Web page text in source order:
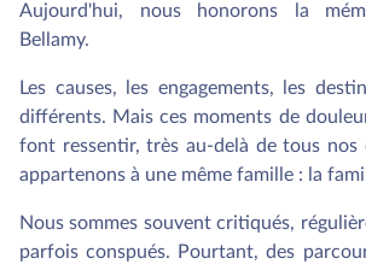
Aujourd'hui, nous honorons la
Bellamy.
Les causes, les engagements, les
différents. Mais ces moments de
font ressentir, très au-delà de tous nos
appartenons à une même famille : la
Nous sommes souvent critiqués,
parfois conspués. Pourtant, des